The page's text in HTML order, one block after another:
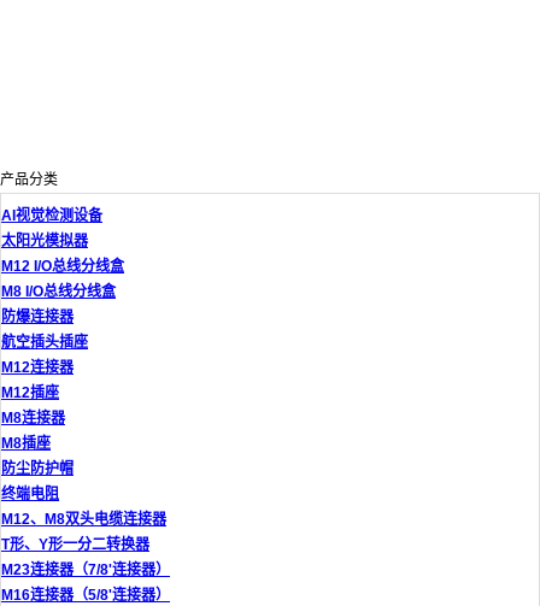
产品分类
AI视觉检测设备
太阳光模拟器
M12 I/O总线分线盒
M8 I/O总线分线盒
防爆连接器
航空插头插座
M12连接器
M12插座
M8连接器
M8插座
防尘防护帽
终端电阻
M12、M8双头电缆连接器
T形、Y形一分二转换器
M23连接器（7/8'连接器）
M16连接器（5/8'连接器）